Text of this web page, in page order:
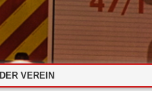
DER VEREIN